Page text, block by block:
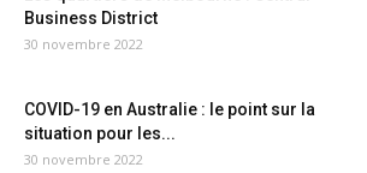
Business District
30 novembre 2022
COVID-19 en Australie : le point sur la
situation pour les...
30 novembre 2022